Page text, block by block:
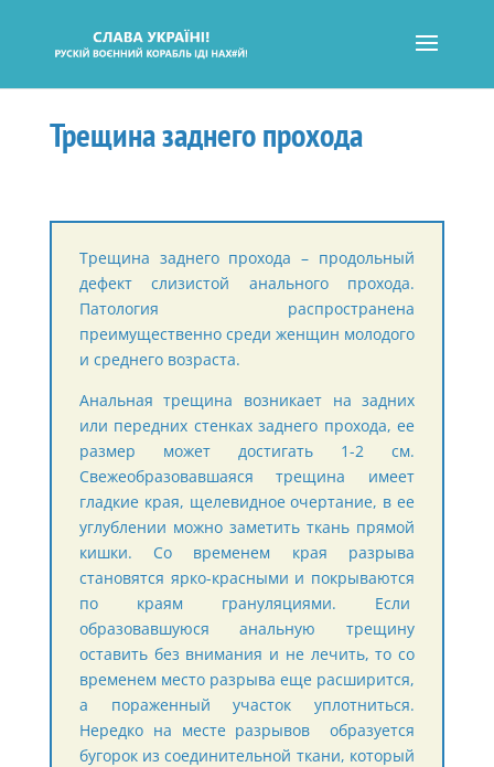
Трещина заднего прохода
Трещина заднего прохода – продольный
дефект слизистой анального прохода.
Патология распространена
преимущественно среди женщин молодого
и среднего возраста.
Анальная трещина возникает на задних
или передних стенках заднего прохода, ее
размер может достигать 1-2 см.
Свежеобразовавшаяся трещина имеет
гладкие края, щелевидное очертание, в ее
углублении можно заметить ткань прямой
кишки. Со временем края разрыва
становятся ярко-красными и покрываются
по краям грануляциями. Если
образовавшуюся анальную трещину
оставить без внимания и не лечить, то со
временем место разрыва еще расширится,
а пораженный участок уплотниться.
Нередко на месте разрывов образуется
бугорок из соединительной ткани, который